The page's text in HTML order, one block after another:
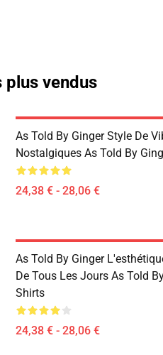
plus vendus
As Told By Ginger Style De
Nostalgiques As Told By
24,38 € - 28,06 €
As Told By Ginger
De Tous Les Jours As Told
Shirts
24,38 € - 28,06 €